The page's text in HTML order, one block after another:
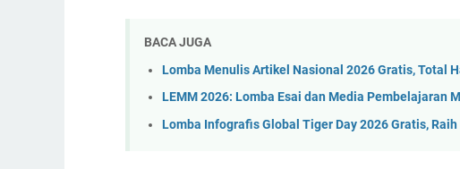
BACA JUGA
Lomba Menulis Artikel Nasional 2026 Gratis, Total
LEMM 2026: Lomba Esai dan Media Pembelajaran
Lomba Infografis Global Tiger Day 2026 Gratis,